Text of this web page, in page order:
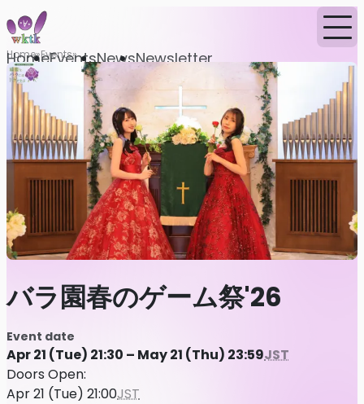
HomeEventsNewsNewsletter
Home Events
バラ園春のゲーム祭'26
Event date
Apr 21 (Tue) 21:30 – May 21 (Thu) 23:59JST
Doors Open:
Apr 21 (Tue) 21:00JST